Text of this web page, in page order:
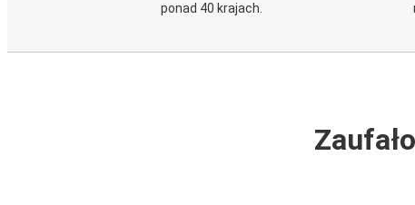
ponad 40 krajach.